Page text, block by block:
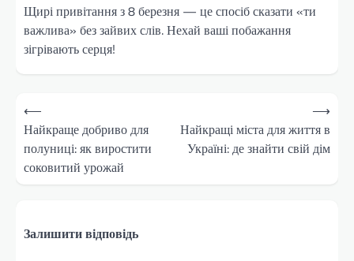
Щирі привітання з 8 березня — це спосіб сказати «ти
важлива» без зайвих слів. Нехай ваші побажання
зігрівають серця!
Навігація
записів
⟵
Найкраще добриво для
полуниці: як виростити
соковитий урожай
Найкращі міста для життя в
Україні: де знайти свій дім
⟶
Залишити відповідь